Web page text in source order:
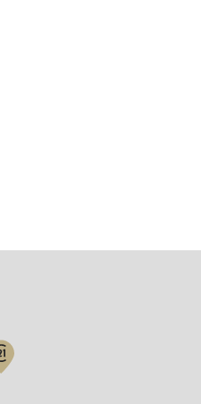
Votre compte :